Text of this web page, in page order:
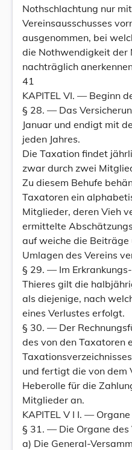
Nothschlachtung nur
Vereinsausschusses
ausgenommen, bei
die Nothwendigkeit der
nachträglich
41
KAPITEL VI. — Beginn
§ 28. — Das
Januar und endigt mit
jeden Jahres.
Die Taxation findet
zwar durch zwei
Zu diesem Behufe
Taxatoren ein
Mitglieder, deren Vieh
ermittelte
auf weiche die Beiträge
Umlagen des Vereins
§ 29. — Im
Thieres gilt die
als diejenige, nach
eines Verlustes erfolgt.
§ 30. — Der
des von den Taxatoren
und fertigt die von dem
Heberolle für die
Mitglieder an.
KAPITEL V I I. —
§ 31. — Die Organe des
a) Die General-